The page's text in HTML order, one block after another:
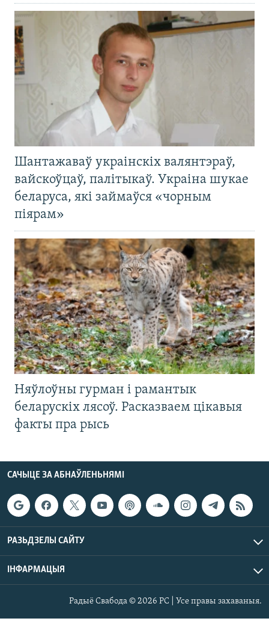
Шантажаваў украінскіх валянтэраў,
вайскоўцаў, палітыкаў. Украіна шукае
беларуса, які займаўся «чорным
піярам»
Няўлоўны гурман і рамантык
беларускіх лясоў. Расказваем цікавыя
факты пра рысь
САЧЫЦЕ ЗА АБНАЎЛЕНЬНЯМІ
РАЗЬДЗЕЛЫ САЙТУ
ІНФАРМАЦЫЯ
Радыё Свабода © 2026 РС | Усе правы захаваныя.